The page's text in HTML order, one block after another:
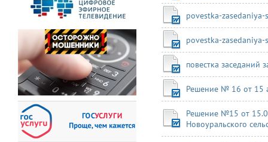
povestka-
povestka-
повестка заседаний
Решение № 16 от 15
Решение №15 от
Новоуральского